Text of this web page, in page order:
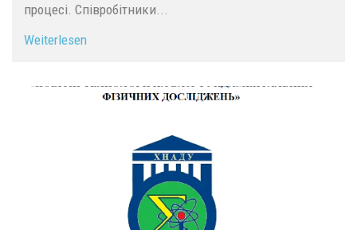
процесі. Співробітники...
Weiterlesen